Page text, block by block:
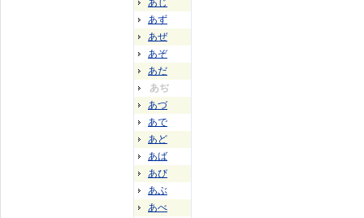
あじ
あず
あぜ
あぞ
あだ
あぢ
あづ
あで
あど
あば
あび
あぶ
あべ